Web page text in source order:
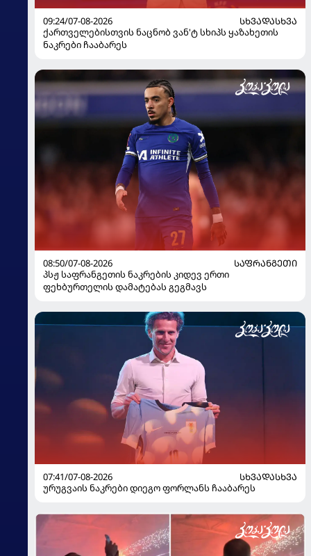
09:24/07-08-2026
ᲡᲮᲕᲐᲓᲐᲡᲮᲕᲐ
ქართველებისთვის ნაცნობ ვან'ტ სხიპს ყაზახეთის
ნაკრები ჩააბარეს
08:50/07-08-2026
ᲡᲐᲤᲠᲐᲜᲒᲔᲗᲘ
პსჟ საფრანგეთის ნაკრების კიდევ ერთი
ფეხბურთელის დამატებას გეგმავს
07:41/07-08-2026
ᲡᲮᲕᲐᲓᲐᲡᲮᲕᲐ
ურუგვაის ნაკრები დიეგო ფორლანს ჩააბარეს